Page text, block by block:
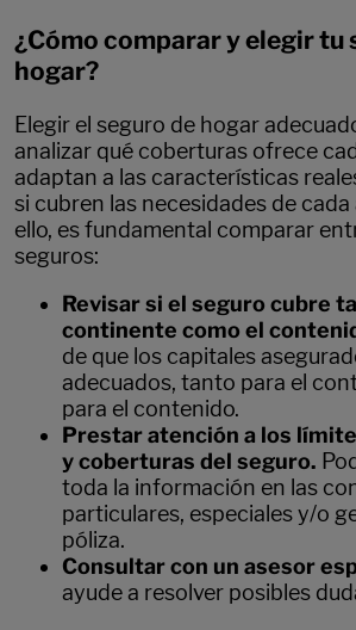
¿Cómo comparar y elegir tu
hogar?
Elegir el seguro de hogar
analizar qué coberturas ofrece
adaptan a las características
si cubren las necesidades de cada
ello, es fundamental comparar
seguros:
Revisar si el seguro cubre
continente como el
de que los capitales
adecuados, tanto para el
para el contenido.
Prestar atención a los
y coberturas del seguro.
toda la información en las
particulares, especiales y/o
póliza.
Consultar con un asesor
ayude a resolver posibles